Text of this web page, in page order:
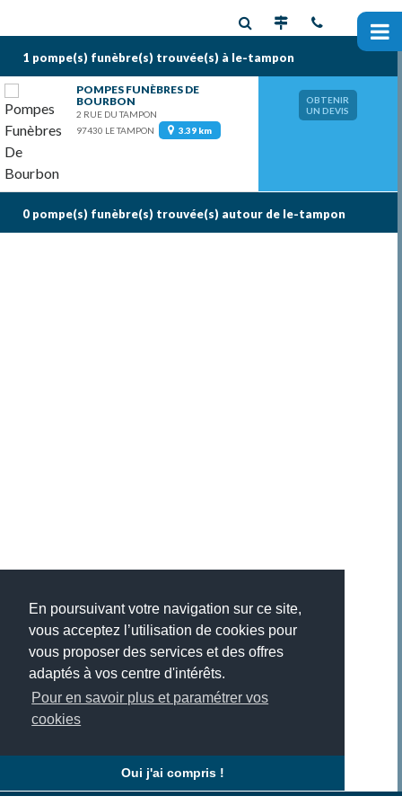
En poursuivant votre navigation sur ce site,
vous acceptez l’utilisation de cookies pour
vous proposer des services et des offres
adaptés à vos centre d'intérêts.
Pour en savoir plus et paramétrer vos
cookies
Oui j'ai compris !
1 pompe(s) funèbre(s) trouvée(s) à le-tampon
POMPES FUNÈBRES DE
BOURBON
2 RUE DU TAMPON
97430 LE TAMPON
3.39 km
OBTENIR
UN DEVIS
0 pompe(s) funèbre(s) trouvée(s) autour de le-tampon